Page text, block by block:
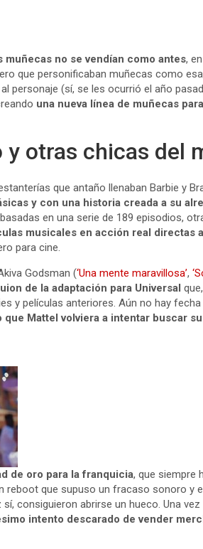
muñecas no se vendían como antes,
que personificaban muñecas como
personaje (sí, se les ocurrió el año
una nueva línea de muñecas
y otras chicas del
que antaño llenaban Barbie y
y con una historia creada a su
en una serie de 189 episodios,
musicales en acción real directas
para cine.
Godsman (‘Una mente maravillosa’,
de la adaptación para Universal
y películas anteriores. Aún no hay
que Mattel volviera a intentar buscar
de oro para la franquicia, que siempre
reboot que supuso un fracaso sonoro y
consiguieron abrirse un hueco. Una
intento descarado de vender